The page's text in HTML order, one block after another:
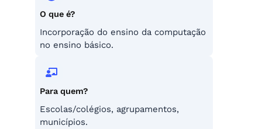
O que é?
Incorporação do ensino da computação
no ensino básico.
Para quem?
Escolas/colégios, agrupamentos,
municípios.